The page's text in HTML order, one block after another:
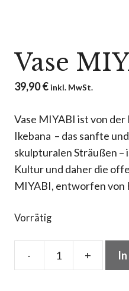
Vase
39,90€ inkl. MwSt.
Vase MIYABI ist von der
Ikebana – das sanfte
skulpturalen Sträußen
Kultur und daher die
MIYABI, entworfen von
Vorrätig
- +